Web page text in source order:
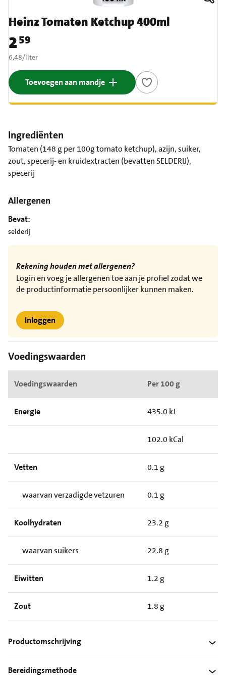
Heinz Tomaten Ketchup 400ml
Prijs: € 2,59
259
€ 6,48 per liter
6,48/liter
Toevoegen aan mandje
Ingrediënten
Tomaten (148 g per 100g tomato ketchup), azijn, suiker,
zout, specerij- en kruidextracten (bevatten SELDERIJ),
specerij
Allergenen
Bevat:
selderij
Rekening houden met allergenen?
Login en voeg je allergenen toe aan je profiel zodat we
de productinformatie persoonlijker kunnen maken.
Inloggen
Voedingswaarden
Voedingswaarden Per 100 g
Energie 435.0 kJ
102.0 kCal
Vetten 0.1 g
waarvan verzadigde vetzuren 0.1 g
Koolhydraten 23.2 g
waarvan suikers 22.8 g
Eiwitten 1.2 g
Zout 1.8 g
Productomschrijving
Bereidingsmethode